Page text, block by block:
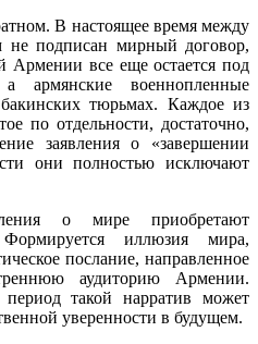
В настоящее время между
подписан мирный договор,
Армении все еще остается под
армянские военнопленные
тюрьмах. Каждое из
по отдельности, достаточно,
заявления о «завершении
они полностью исключают
о мире приобретают
Формируется иллюзия мира,
послание, направленное
аудиторию Армении.
такой нарратив может
уверенности в будущем.